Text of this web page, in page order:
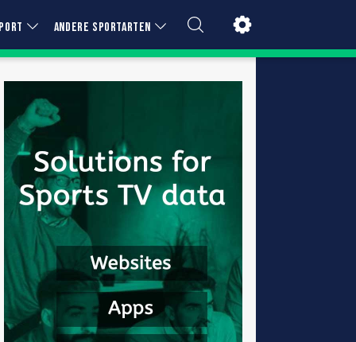
ANDERE SPORTARTEN